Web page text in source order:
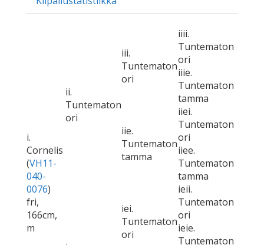
i.
Cornelis
(VH11-
040-
0076)
fri,
166cm,
m
ii.
Tuntematon
ori
iii.
Tuntematon
ori
iiii.
Tuntematon
ori
iiie.
Tuntematon
tamma
iie.
Tuntematon
tamma
iiei.
Tuntematon
ori
iiee.
Tuntematon
tamma
iei.
Tuntematon
ori
ieii.
Tuntematon
ori
ieie.
Tuntematon